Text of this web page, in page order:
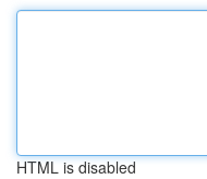
HTML is disabled